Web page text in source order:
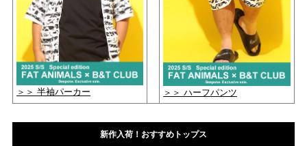
＞＞ 半袖パーカー ＞＞ ハーフパンツ
新作入荷！おすすめトップス